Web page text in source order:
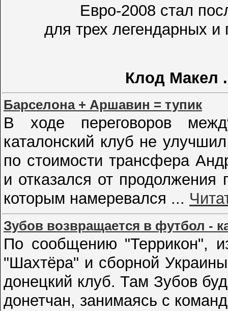
Евро-2008 стал
для трех легендарных
Клод Макел
Барселона + Аршавин = тупик
В ходе переговоров
каталонский клуб не
по стоимости трансфера
и отказался от продолжения
которым намеревался ...
Зубов возвращается в футбол -
По сообщению "Террикон",
"Шахтёра" и сборной
донецкий клуб. Там Зубов
донетчан, занимаясь с